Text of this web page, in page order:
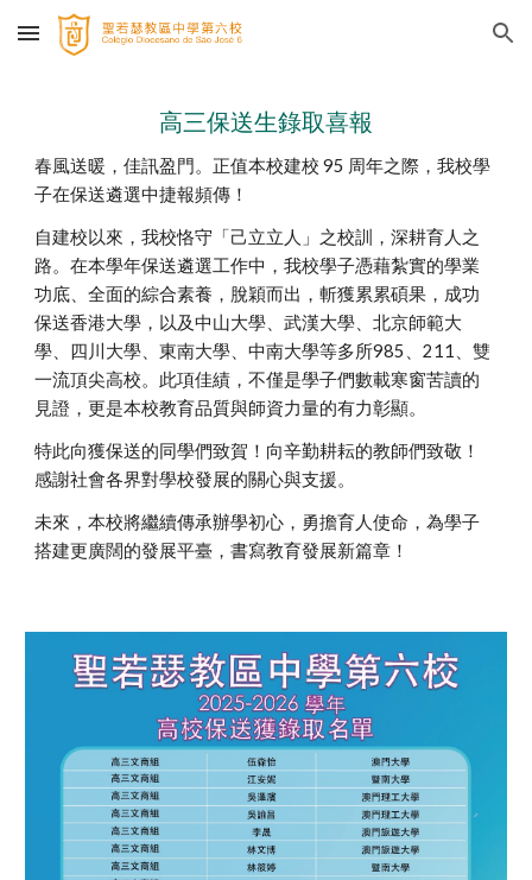
Skip to main content Skip to navigation
高三保送生錄取喜報
春風送暖，佳訊盈門。正值本校建校 95 周年之際，我校學
子在保送遴選中捷報頻傳！
自建校以來，我校恪守「己立立人」之校訓，深耕育人之
路。在本學年保送遴選工作中，我校學子憑藉紮實的學業
功底、全面的綜合素養，脫穎而出，斬獲累累碩果，成功
保送香港大學，以及中山大學、武漢大學、北京師範大
學、四川大學、東南大學、中南大學等多所985、211、雙
一流頂尖高校。此項佳績，不僅是學子們數載寒窗苦讀的
見證，更是本校教育品質與師資力量的有力彰顯。
特此向獲保送的同學們致賀！向辛勤耕耘的教師們致敬！
感謝社會各界對學校發展的關心與支援。
未來，本校將繼續傳承辦學初心，勇擔育人使命，為學子
搭建更廣闊的發展平臺，書寫教育發展新篇章！